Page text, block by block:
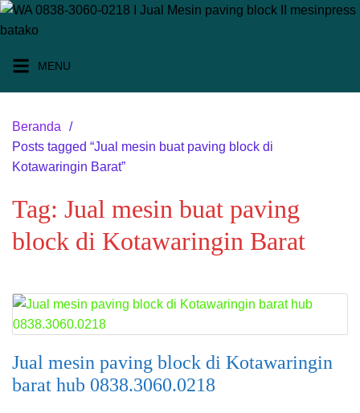
Langsung
ke
MENU
Beranda
Posts tagged “Jual mesin buat paving block di
Kotawaringin Barat”
Tag: Jual mesin buat paving
block di Kotawaringin Barat
Jual mesin paving block di Kotawaringin
barat hub 0838.3060.0218